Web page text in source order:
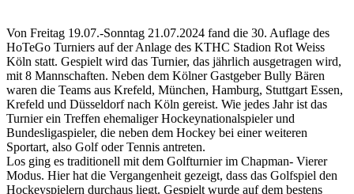
Von Freitag 19.07.-Sonntag 21.07.2024 fand die 30. Auflage des
HoTeGo Turniers auf der Anlage des KTHC Stadion Rot Weiss
Köln statt. Gespielt wird das Turnier, das jährlich ausgetragen wird,
mit 8 Mannschaften. Neben dem Kölner Gastgeber Bully Bären
waren die Teams aus Krefeld, München, Hamburg, Stuttgart Essen,
Krefeld und Düsseldorf nach Köln gereist. Wie jedes Jahr ist das
Turnier ein Treffen ehemaliger Hockeynationalspieler und
Bundesligaspieler, die neben dem Hockey bei einer weiteren
Sportart, also Golf oder Tennis antreten.
Los ging es traditionell mit dem Golfturnier im Chapman- Vierer
Modus. Hier hat die Vergangenheit gezeigt, dass das Golfspiel den
Hockeyspielern durchaus liegt. Gespielt wurde auf dem bestens